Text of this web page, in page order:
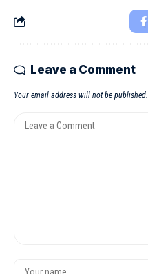
Leave a Comment
Your email address will not be published.